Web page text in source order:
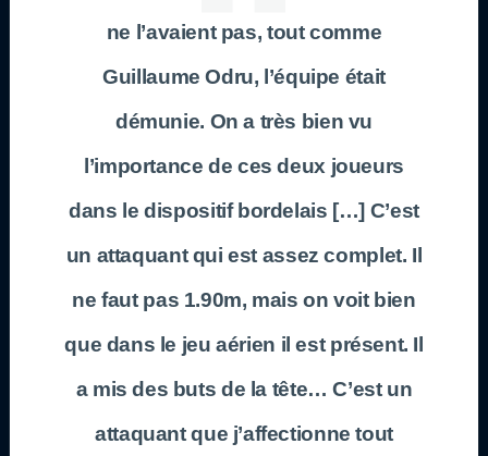
ne l’avaient pas, tout comme
Guillaume Odru, l’équipe était
démunie. On a très bien vu
l’importance de ces deux joueurs
dans le dispositif bordelais […] C’est
un attaquant qui est assez complet. Il
ne faut pas 1.90m, mais on voit bien
que dans le jeu aérien il est présent. Il
a mis des buts de la tête… C’est un
attaquant que j’affectionne tout